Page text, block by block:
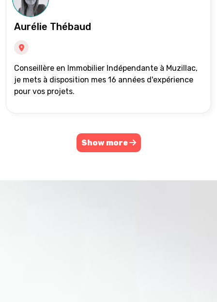
Aurélie Thébaud
Conseillère en Immobilier Indépendante à Muzillac,
je mets à disposition mes 16 années d'expérience
pour vos projets.
Show more